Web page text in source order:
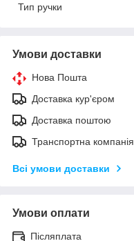
Тип ручки
Умови доставки
Нова Пошта
Доставка кур'єром
Доставка поштою
Транспортна компанія
Всі умови доставки
Умови оплати
Післяплата